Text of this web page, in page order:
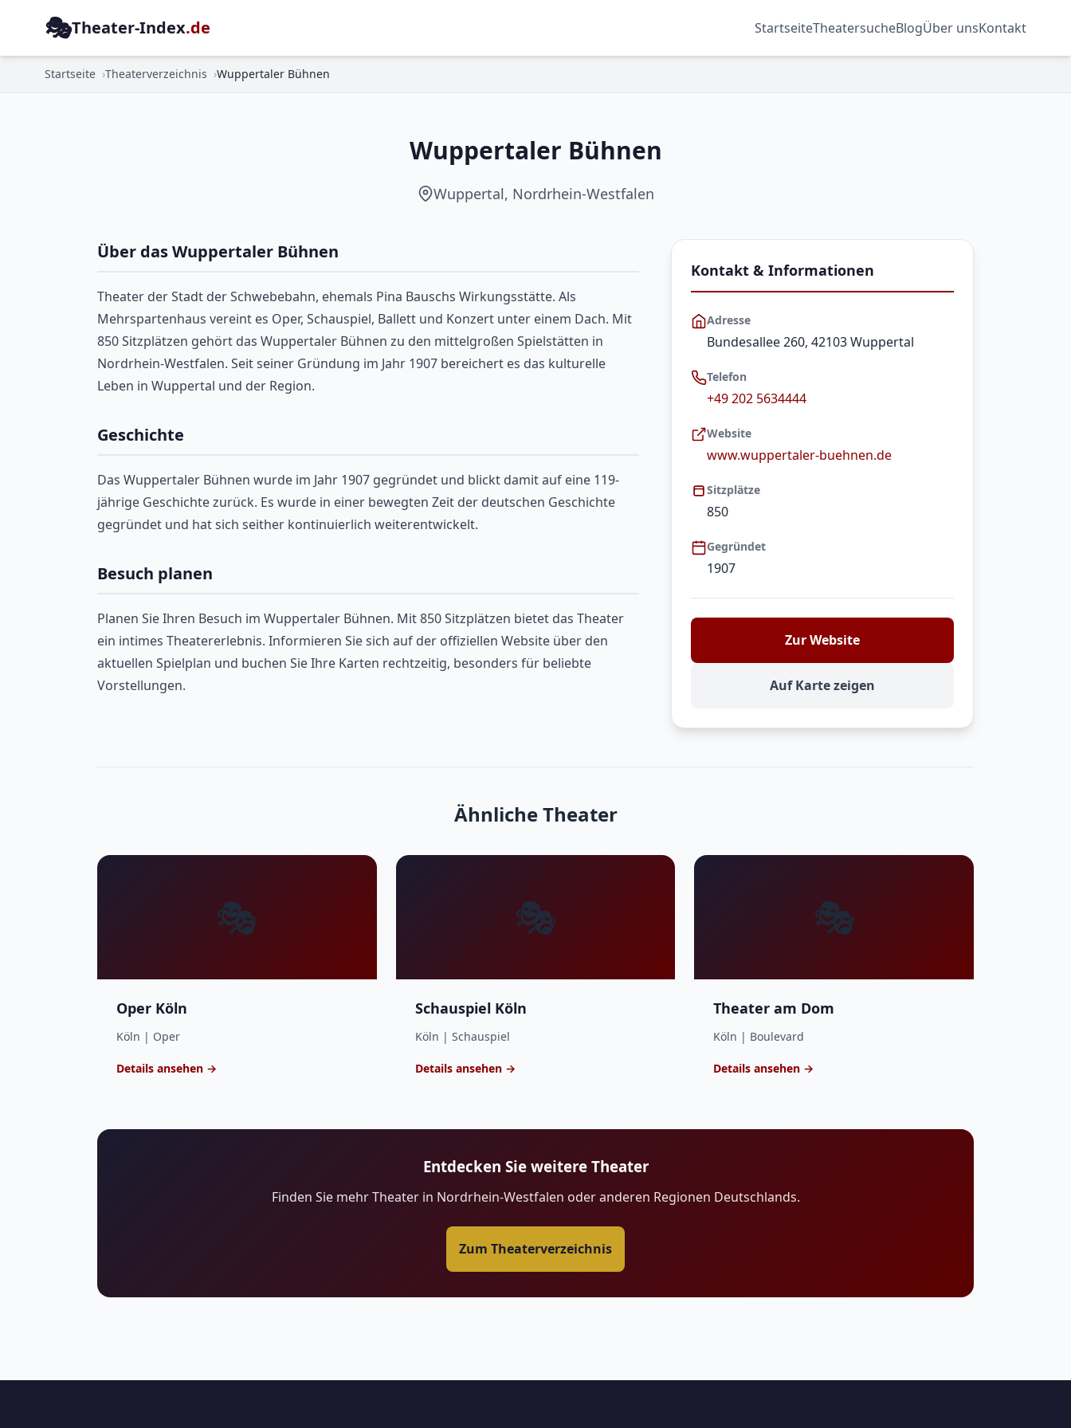
🎭Theater-Index.de StartseiteTheatersucheBlogÜber unsKontakt
Startseite Theaterverzeichnis Wuppertaler Bühnen
MEHRSPARTENHAUS
Wuppertaler Bühnen
Wuppertal, Nordrhein-Westfalen
Über das Wuppertaler Bühnen
Theater der Stadt der Schwebebahn, ehemals Pina Bauschs Wirkungsstätte. Als
Mehrspartenhaus vereint es Oper, Schauspiel, Ballett und Konzert unter einem Dach. Mit
850 Sitzplätzen gehört das Wuppertaler Bühnen zu den mittelgroßen Spielstätten in
Nordrhein-Westfalen. Seit seiner Gründung im Jahr 1907 bereichert es das kulturelle
Leben in Wuppertal und der Region.
Geschichte
Das Wuppertaler Bühnen wurde im Jahr 1907 gegründet und blickt damit auf eine 119-
jährige Geschichte zurück. Es wurde in einer bewegten Zeit der deutschen Geschichte
gegründet und hat sich seither kontinuierlich weiterentwickelt.
Besuch planen
Planen Sie Ihren Besuch im Wuppertaler Bühnen. Mit 850 Sitzplätzen bietet das Theater
ein intimes Theatererlebnis. Informieren Sie sich auf der offiziellen Website über den
aktuellen Spielplan und buchen Sie Ihre Karten rechtzeitig, besonders für beliebte
Vorstellungen.
Kontakt & Informationen
Adresse
Bundesallee 260, 42103 Wuppertal
Telefon
+49 202 5634444
Website
www.wuppertaler-buehnen.de
Sitzplätze
850
Gegründet
1907
Zur Website
Auf Karte zeigen
Ähnliche Theater
🎭
Oper Köln
Köln | Oper
Details ansehen →
🎭
Schauspiel Köln
Köln | Schauspiel
Details ansehen →
🎭
Theater am Dom
Köln | Boulevard
Details ansehen →
Entdecken Sie weitere Theater
Finden Sie mehr Theater in Nordrhein-Westfalen oder anderen Regionen Deutschlands.
Zum Theaterverzeichnis